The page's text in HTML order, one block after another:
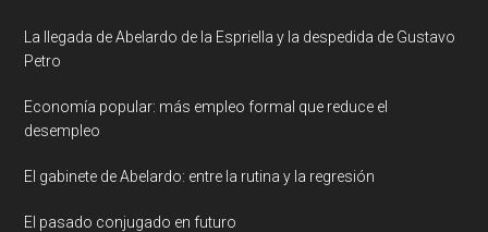
La llegada de Abelardo de la Espriella y la despedida de Gustavo
Petro
Economía popular: más empleo formal que reduce el
desempleo
El gabinete de Abelardo: entre la rutina y la regresión
El pasado conjugado en futuro